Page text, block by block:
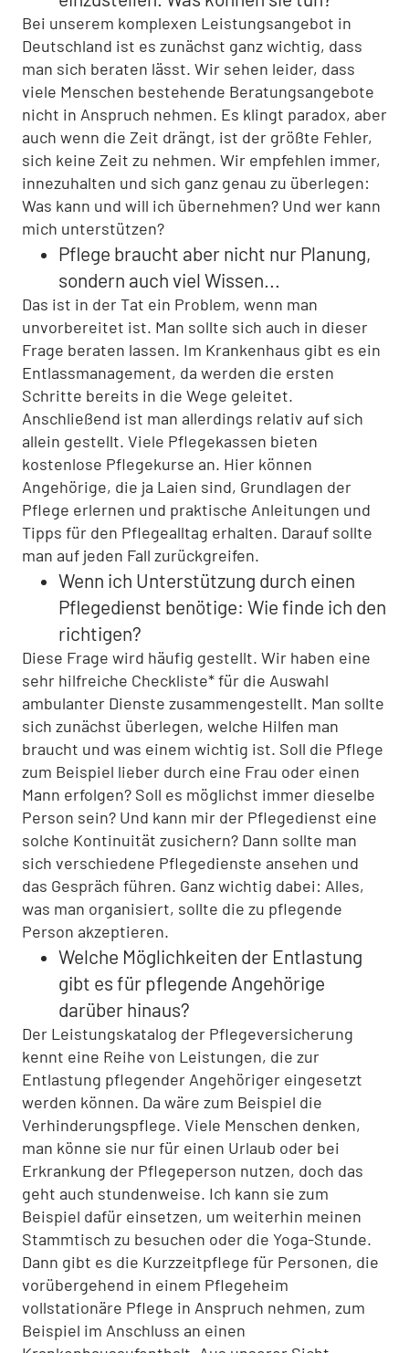
Bei unserem komplexen Leistungsangebot in
Deutschland ist es zunächst ganz wichtig, dass
man sich beraten lässt. Wir sehen leider, dass
viele Menschen bestehende Beratungsangebote
nicht in Anspruch nehmen. Es klingt paradox, aber
auch wenn die Zeit drängt, ist der größte Fehler,
sich keine Zeit zu nehmen. Wir empfehlen immer,
innezuhalten und sich ganz genau zu überlegen:
Was kann und will ich übernehmen? Und wer kann
mich unterstützen?
Pflege braucht aber nicht nur Planung,
sondern auch viel Wissen...
Das ist in der Tat ein Problem, wenn man
unvorbereitet ist. Man sollte sich auch in dieser
Frage beraten lassen. Im Krankenhaus gibt es ein
Entlassmanagement, da werden die ersten
Schritte bereits in die Wege geleitet.
Anschließend ist man allerdings relativ auf sich
allein gestellt. Viele Pflegekassen bieten
kostenlose Pflegekurse an. Hier können
Angehörige, die ja Laien sind, Grundlagen der
Pflege erlernen und praktische Anleitungen und
Tipps für den Pflegealltag erhalten. Darauf sollte
man auf jeden Fall zurückgreifen.
Wenn ich Unterstützung durch einen
Pflegedienst benötige: Wie finde ich den
richtigen?
Diese Frage wird häufig gestellt. Wir haben eine
sehr hilfreiche Checkliste* für die Auswahl
ambulanter Dienste zusammengestellt. Man sollte
sich zunächst überlegen, welche Hilfen man
braucht und was einem wichtig ist. Soll die Pflege
zum Beispiel lieber durch eine Frau oder einen
Mann erfolgen? Soll es möglichst immer dieselbe
Person sein? Und kann mir der Pflegedienst eine
solche Kontinuität zusichern? Dann sollte man
sich verschiedene Pflegedienste ansehen und
das Gespräch führen. Ganz wichtig dabei: Alles,
was man organisiert, sollte die zu pflegende
Person akzeptieren.
Welche Möglichkeiten der Entlastung
gibt es für pflegende Angehörige
darüber hinaus?
Der Leistungskatalog der Pflegeversicherung
kennt eine Reihe von Leistungen, die zur
Entlastung pflegender Angehöriger eingesetzt
werden können. Da wäre zum Beispiel die
Verhinderungspflege. Viele Menschen denken,
man könne sie nur für einen Urlaub oder bei
Erkrankung der Pflegeperson nutzen, doch das
geht auch stundenweise. Ich kann sie zum
Beispiel dafür einsetzen, um weiterhin meinen
Stammtisch zu besuchen oder die Yoga-Stunde.
Dann gibt es die Kurzzeitpflege für Personen, die
vorübergehend in einem Pflegeheim
vollstationäre Pflege in Anspruch nehmen, zum
Beispiel im Anschluss an einen